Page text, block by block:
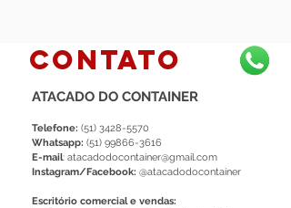
contato
ATACADO DO CONTAINER
Telefone: (51) 3428-5570
Whatsapp: (51) 99866-3616
E-mail: atacadodocontainer@gmail.com
Instagram/Facebook: @atacadodocontainer
Escritório comercial e vendas: